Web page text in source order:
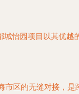
怡园项目以其优越
区的无缝对接，是